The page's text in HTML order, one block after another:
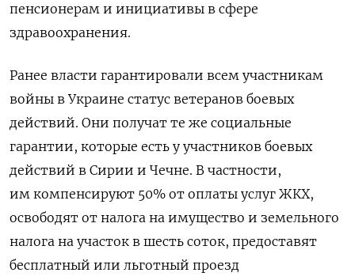
пенсионерам и инициативы в сфере
здравоохранения.
Ранее власти гарантировали всем участникам
войны в Украине статус ветеранов боевых
действий. Они получат те же социальные
гарантии, которые есть у участников боевых
действий в Сирии и Чечне. В частности,
им компенсируют 50% от оплаты услуг ЖКХ,
освободят от налога на имущество и земельного
налога на участок в шесть соток, предоставят
бесплатный или льготный проезд